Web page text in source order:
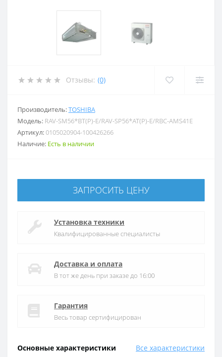
Отзывы: (0)
Производитель:TOSHIBA
Модель: RAV-SM56*BT(P)-E/RAV-SP56*AT(P)-E/RBC-AMS41E
Артикул:0105020904-100426266
Наличие: Есть в наличии
Основные характеристики Все характеристики
ЗАПРОСИТЬ ЦЕНУ
Установка техники
Квалифицированные специалисты
Доставка и оплата
В тот же день при заказе до 16:00
Гарантия
Весь товар сертифицирован